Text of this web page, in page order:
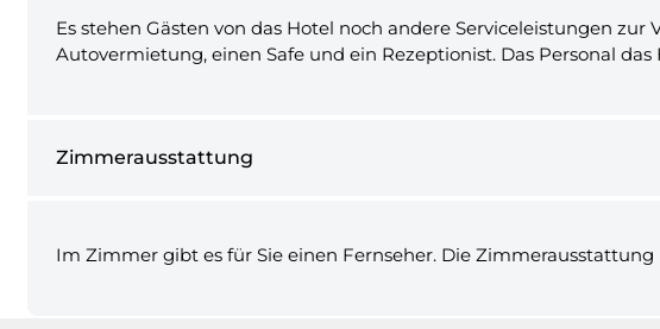
Es stehen Gästen von das Hotel noch andere Serviceleistungen
Autovermietung, einen Safe und ein Rezeptionist. Das Personal
Zimmerausstattung
Im Zimmer gibt es für Sie einen Fernseher. Die